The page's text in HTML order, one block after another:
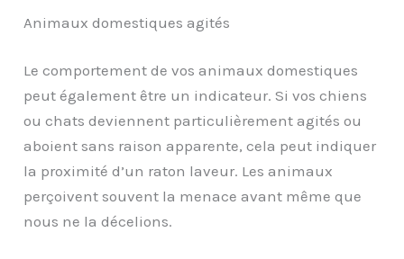
Animaux domestiques agités
Le comportement de vos animaux domestiques
peut également être un indicateur. Si vos chiens
ou chats deviennent particulièrement agités ou
aboient sans raison apparente, cela peut indiquer
la proximité d’un raton laveur. Les animaux
perçoivent souvent la menace avant même que
nous ne la décelions.